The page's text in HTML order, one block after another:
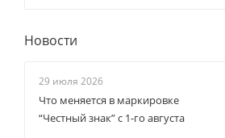
Новости
29 июля 2026
Что меняется в маркировке
“Честный знак” с 1-го августа